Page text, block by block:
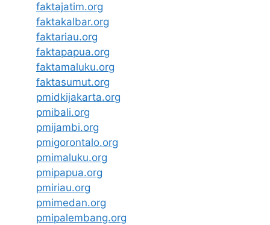
faktajatim.org
faktakalbar.org
faktariau.org
faktapapua.org
faktamaluku.org
faktasumut.org
pmidkijakarta.org
pmibali.org
pmijambi.org
pmigorontalo.org
pmimaluku.org
pmipapua.org
pmiriau.org
pmimedan.org
pmipalembang.org